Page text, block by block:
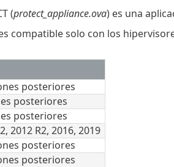
(protect_appliance.ova) es una
es compatible solo con los
posteriores
posteriores
posteriores
2012 R2, 2016, 2019
posteriores
posteriores